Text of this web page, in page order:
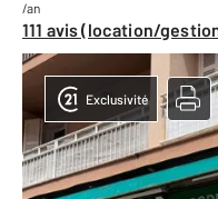
/an
111 avis (location/
Exclusivité